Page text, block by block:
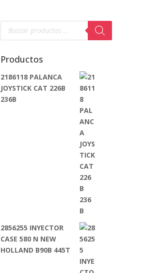
Búsqueda
productos
Productos
2186118 PALANCA
JOYSTICK CAT 226B
236B
2856255 INYECTOR
CASE 580 N NEW
HOLLAND B90B 445T